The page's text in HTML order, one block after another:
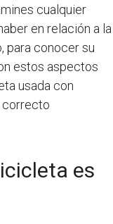
cualquier
en relación a la
para conocer su
estos aspectos
usada con
correcto
es